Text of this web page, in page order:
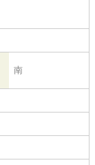
南